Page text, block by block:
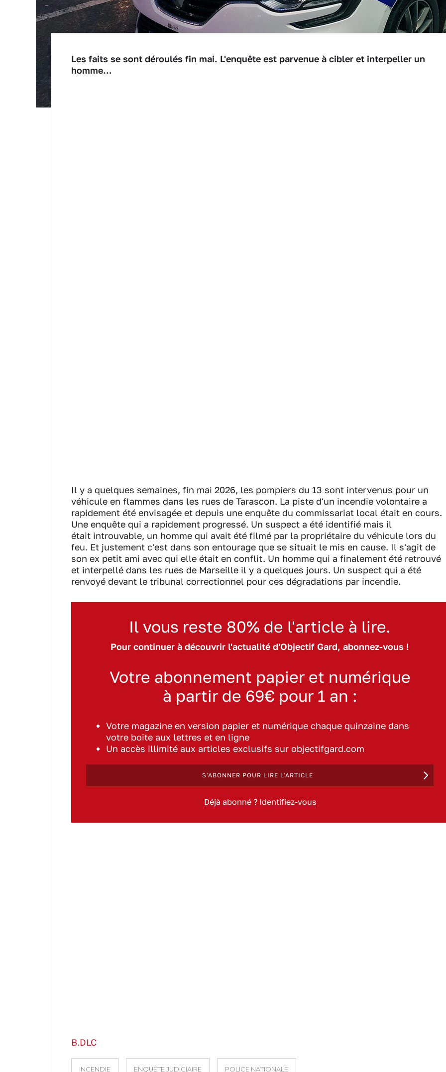
Les faits se sont déroulés fin mai. L'enquête est parvenue à cibler et interpeller un
homme...
Il y a quelques semaines, fin mai 2026, les pompiers du 13 sont intervenus pour un
véhicule en flammes dans les rues de Tarascon. La piste d'un incendie volontaire a
rapidement été envisagée et depuis une enquête du commissariat local était en cours.
Une enquête qui a rapidement progressé. Un suspect a été identifié mais il
était introuvable, un homme qui avait été filmé par la propriétaire du véhicule lors du
feu. Et justement c'est dans son entourage que se situait le mis en cause. Il s'agit de
son ex petit ami avec qui elle était en conflit. Un homme qui a finalement été retrouvé
et interpellé dans les rues de Marseille il y a quelques jours. Un suspect qui a été
renvoyé devant le tribunal correctionnel pour ces dégradations par incendie.
Il vous reste 80% de l'article à lire.
Pour continuer à découvrir l'actualité d'Objectif Gard, abonnez-vous !
Votre abonnement papier et numérique
à partir de 69€ pour 1 an :
Votre magazine en version papier et numérique chaque quinzaine dans
votre boite aux lettres et en ligne
Un accès illimité aux articles exclusifs sur objectifgard.com
S'ABONNER POUR LIRE L'ARTICLE
Déjà abonné ? Identifiez-vous
B.DLC
INCENDIE ENQUÊTE JUDICIAIRE POLICE NATIONALE